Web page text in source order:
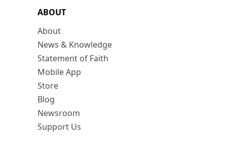
ABOUT
About
News & Knowledge
Statement of Faith
Mobile App
Store
Blog
Newsroom
Support Us